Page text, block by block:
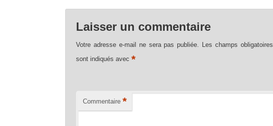
Laisser un commentaire
Votre adresse e-mail ne sera pas publiée. Les champs obligatoires
sont indiqués avec *
Commentaire *